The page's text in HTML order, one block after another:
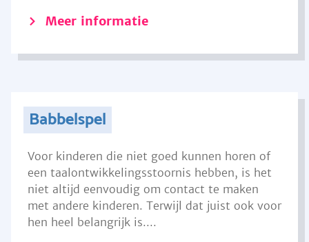
Meer informatie
Babbelspel
Voor kinderen die niet goed kunnen horen of
een taalontwikkelingsstoornis hebben, is het
niet altijd eenvoudig om contact te maken
met andere kinderen. Terwijl dat juist ook voor
hen heel belangrijk is....